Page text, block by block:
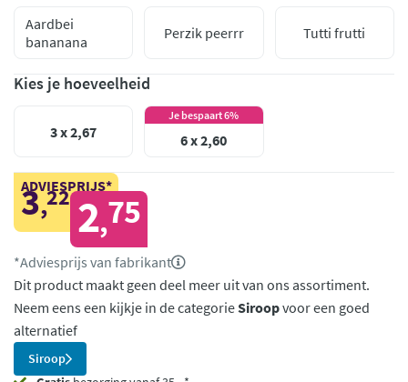
Aardbei
bananana
Perzik peerrr Tutti frutti
Kies je hoeveelheid
3 x 2,67
Je bespaart 6%
6 x 2,60
ADVIESPRIJS*
3,22 2,75
*Adviesprijs van fabrikant
Dit product maakt geen deel meer uit van ons assortiment.
Neem eens een kijkje in de categorieSiroopvoor een goed
alternatief
Siroop